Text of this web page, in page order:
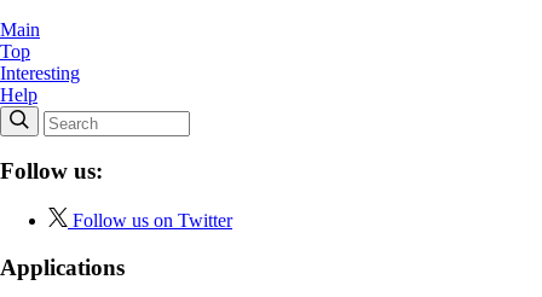
Main
Top
Interesting
Help
Follow us:
Follow us on Twitter
Applications